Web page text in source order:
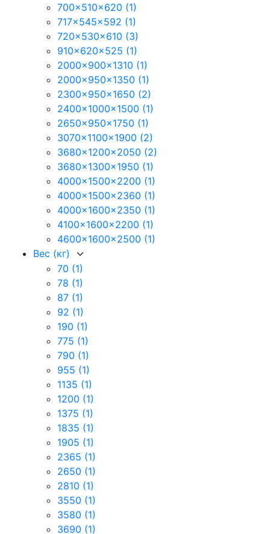
700x510x620 (1)
717x545x592 (1)
720x530x610 (3)
910x620x525 (1)
2000x900x1310 (1)
2000x950x1350 (1)
2300x950x1650 (2)
2400x1000x1500 (1)
2650x950x1750 (1)
3070x1100x1900 (2)
3680x1200x2050 (2)
3680x1300x1950 (1)
4000x1500x2200 (1)
4000x1500x2360 (1)
4000x1600x2350 (1)
4100x1600x2200 (1)
4600x1600x2500 (1)
Вес (кг)
70 (1)
78 (1)
87 (1)
92 (1)
190 (1)
775 (1)
790 (1)
955 (1)
1135 (1)
1200 (1)
1375 (1)
1835 (1)
1905 (1)
2365 (1)
2650 (1)
2810 (1)
3550 (1)
3580 (1)
3690 (1)